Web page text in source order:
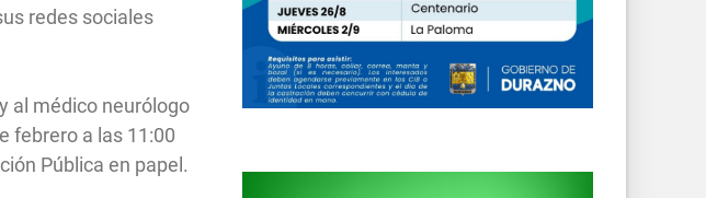
redes sociales
al médico neurólogo
febrero a las 11:00
Pública en papel.